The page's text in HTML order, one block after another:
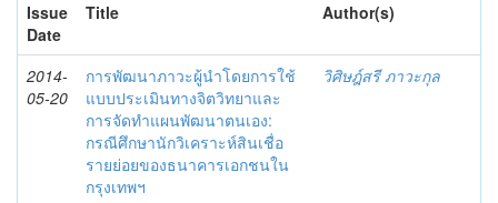
Issue
Date
Title Author(s)
2014-
05-20
การพัฒนาภาวะผู้นำโดยการใช้
แบบประเมินทางจิตวิทยาและ
การจัดทำแผนพัฒนาตนเอง:
กรณีศึกษานักวิเคราะห์สินเชื่อ
รายย่อยของธนาคารเอกชนใน
กรุงเทพฯ
วิศิษฎ์สรี ภาวะกุล